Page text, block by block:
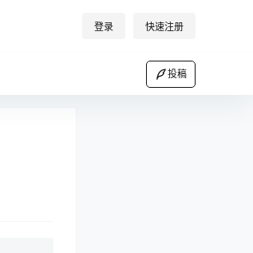
登录 快速注册
投稿